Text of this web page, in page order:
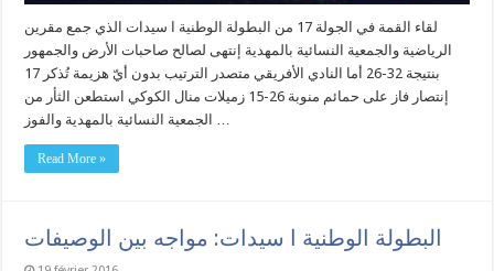
لقاء القمة في الجولة 17 من البطولة الوطنية ا سيدات الذي جمع مقرين
الرياضية والجمعية النسائية بالمهدية إنتهى لصالح صاحبات الأرض والجمهور
بنتيجة 32-26 أما النادي الأفريقي متصدر الترتيب بدون أيّ هزيمة تُذكر 17
إنتصار فاز على حمائم منوبة 26-15 زميلات منال الكوكي استطعن الثأر من
الجمعية النسائية بالمهدية والفوز …
Read More »
البطولة الوطنية ا سيدات: مواجه بين الوصيفات